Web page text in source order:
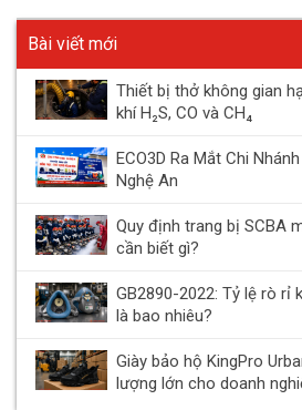
Bài viết mới
Thiết bị thở không gian
khí H₂S, CO và CH₄
ECO3D Ra Mắt Chi
Nghệ An
Quy định trang bị SCBA
cần biết gì?
GB2890-2022: Tỷ lệ rò rỉ
là bao nhiêu?
Giày bảo hộ KingPro
lượng lớn cho doanh